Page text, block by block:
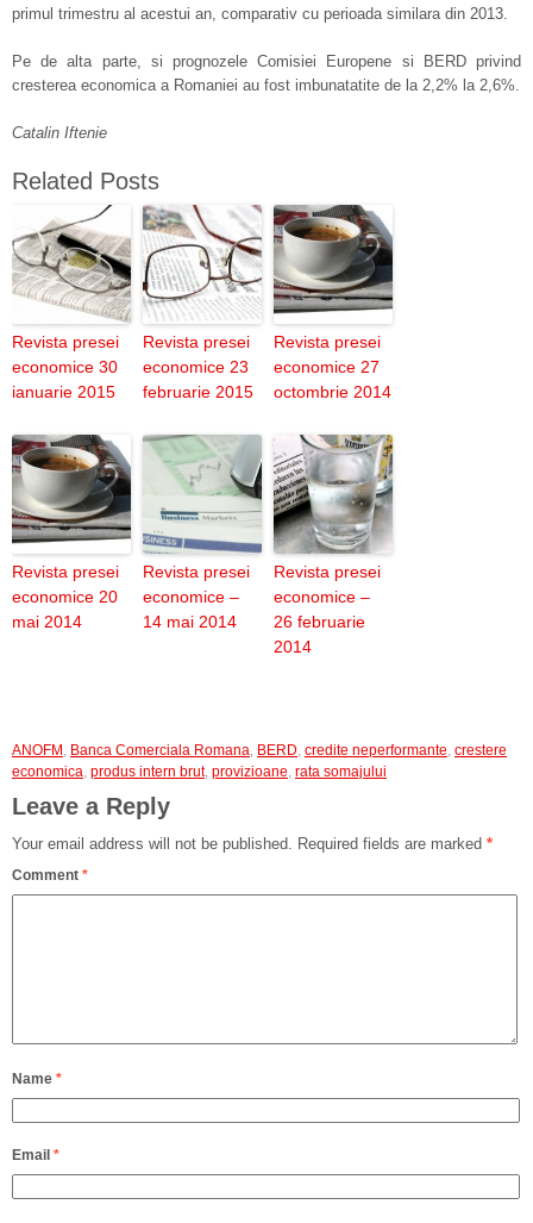
primul trimestru al acestui an, comparativ cu perioada similara din 2013.
Pe de alta parte, si prognozele Comisiei Europene si BERD privind
cresterea economica a Romaniei au fost imbunatatite de la 2,2% la 2,6%.
Catalin Iftenie
Related Posts
Revista presei
economice 30
ianuarie 2015
Revista presei
economice 23
februarie 2015
Revista presei
economice 27
octombrie 2014
Revista presei
economice 20
mai 2014
Revista presei
economice –
14 mai 2014
Revista presei
economice –
26 februarie
2014
ANOFM , Banca Comerciala Romana, BERD, credite neperformante, crestere
economica, produs intern brut, provizioane, rata somajului
Leave a Reply
Your email address will not be published. Required fields are marked *
Comment *
Name *
Email *